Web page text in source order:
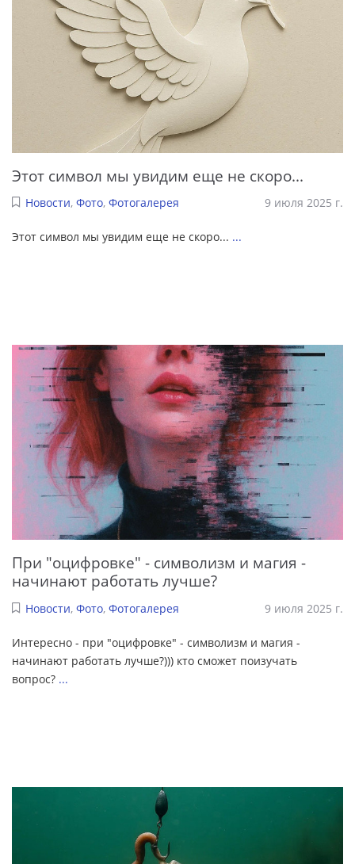
Этот символ мы увидим еще не скоро...
Новости, Фото, Фотогалерея 9 июля 2025 г.
Этот символ мы увидим еще не скоро... ...
При "оцифровке" - символизм и магия -
начинают работать лучше?
Новости, Фото, Фотогалерея 9 июля 2025 г.
Интересно - при "оцифровке" - символизм и магия -
начинают работать лучше?))) кто сможет поизучать
вопрос? ...